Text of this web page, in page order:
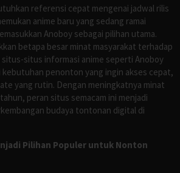
referensi cepat mengenai jadwal rilis
anime baru yang sedang ramai
Anoboy sebagai pilihan utama.
betapa besar minat masyarakat terhadap
situs-situs informasi anime seperti Anoboy
penonton yang ingin akses cepat,
yang rutin. Dengan meningkatnya minat
peran situs semacam ini menjadi
budaya tontonan digital di
Pilihan Populer untuk Nonton